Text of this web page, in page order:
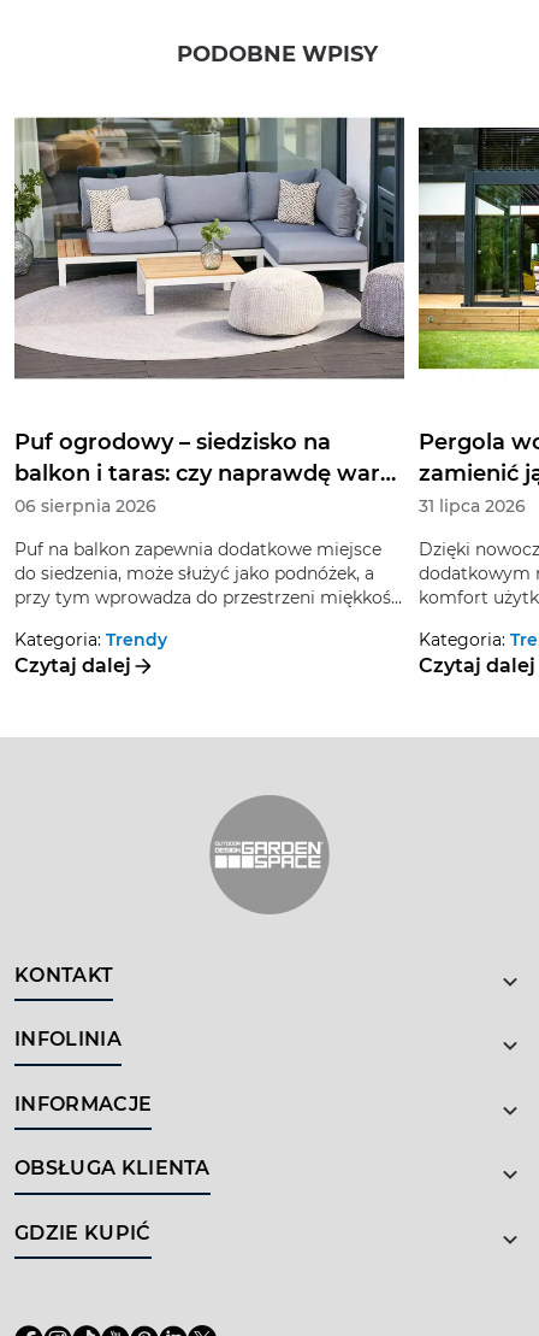
PODOBNE WPISY
Puf ogrodowy – siedzisko na
balkon i taras: czy naprawdę warto
zainwestować w taki mebel?
06 sierpnia 2026
Puf na balkon zapewnia dodatkowe miejsce
do siedzenia, może służyć jako podnóżek, a
przy tym wprowadza do przestrzeni miękkość
dla niego miejsce, gdy na balkonie stoi już
fotel lub sofa? A może z powodzeniem zastąpi
Kategoria: Trendy
Czytaj dalej
Pergola
zamienić
31 lipca 2026
Dzięki
dodatkowym
komfort
zimowy. To
którym
Sprawdź, jak
Kategoria:
Czytaj dalej
KONTAKT
INFOLINIA
INFORMACJE
OBSŁUGA KLIENTA
GDZIE KUPIĆ